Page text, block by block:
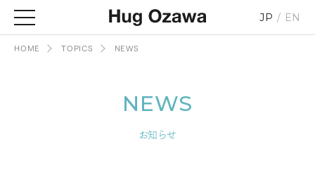
JP EN
HOME TOPICS NEWS
NEWS
お知らせ